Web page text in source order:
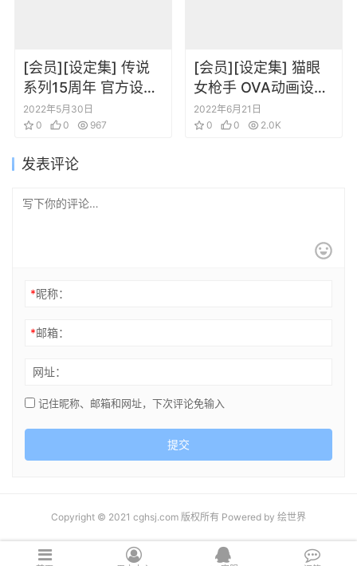
[会员][设定集] 传说
系列15周年 官方设定
集
2022年5月30日
0
0 967
[会员][设定集] 猫眼
女枪手 OVA动画设定
资料
2022年6月21日
0
0 2.0K
发表评论
*昵称：
*邮箱：
网址：
记住昵称、邮箱和网址，下次评论免输入
提交
Copyright © 2021 cghsj.com 版权所有 Powered by 绘世界